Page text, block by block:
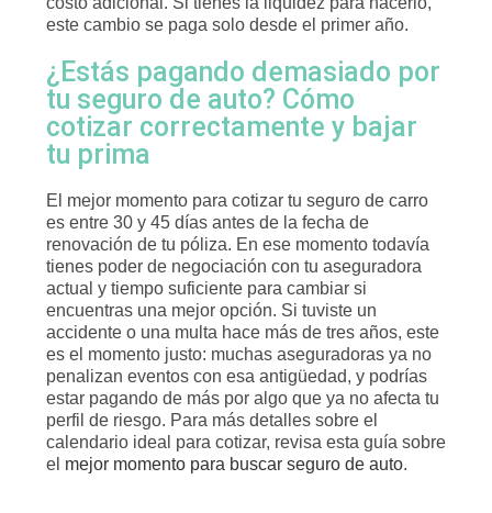
este cambio se paga solo desde el primer año.
¿Estás pagando demasiado por
tu seguro de auto? Cómo
cotizar correctamente y bajar
tu prima
El mejor momento para cotizar tu seguro de carro
es entre 30 y 45 días antes de la fecha de
renovación de tu póliza. En ese momento todavía
tienes poder de negociación con tu aseguradora
actual y tiempo suficiente para cambiar si
encuentras una mejor opción. Si tuviste un
accidente o una multa hace más de tres años, este
es el momento justo: muchas aseguradoras ya no
penalizan eventos con esa antigüedad, y podrías
estar pagando de más por algo que ya no afecta tu
perfil de riesgo. Para más detalles sobre el
calendario ideal para cotizar, revisa esta guía sobre
el mejor momento para buscar seguro de auto.